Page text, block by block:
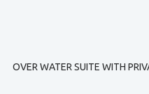
OVER WATER SUITE WITH